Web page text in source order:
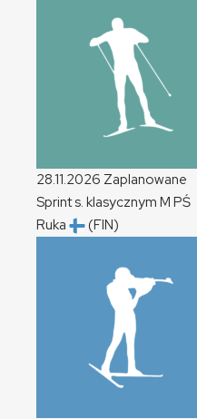
28.11.2026 Zaplanowane
Sprint s. klasycznym M PŚ
Ruka
(FIN)